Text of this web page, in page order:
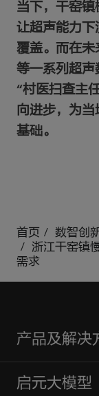
当下，干窑镇
让超声能力下
覆盖。而在未
等一系列超声
“村医扫查主
向进步，为
基础。
首页 数智创
浙江干窑镇
需求
产品及解决
启元大模型